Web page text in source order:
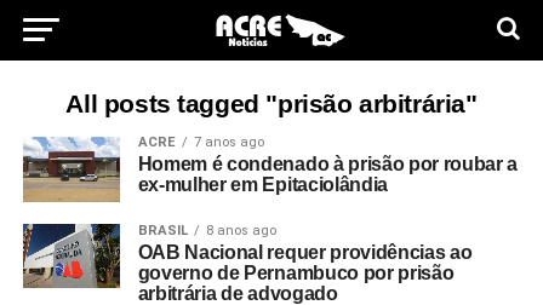
All posts tagged "prisão arbitrária"
ACRE 7 anos ago
Homem é condenado à prisão por roubar a
ex-mulher em Epitaciolândia
BRASIL 8 anos ago
OAB Nacional requer providências ao
governo de Pernambuco por prisão
arbitrária de advogado